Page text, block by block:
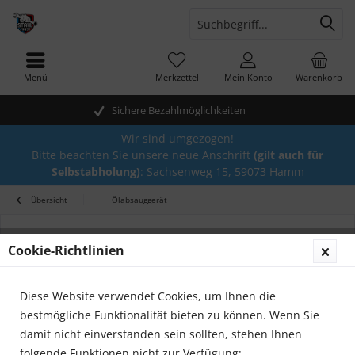
Sichere Bezahlmöglichkeiten
Warenkorb
Merkzettel Mein Konto
Menü
Wir sind umgezogen!
Bitte beachten Sie unsere neue Anschrift (gilt auch für
Selbstabholung): Sachsenweg 15, 59073 Hamm
Übersicht Ölabsauggerät
Cookie-Richtlinien
Diese Website verwendet Cookies, um Ihnen die
bestmögliche Funktionalität bieten zu können. Wenn Sie
damit nicht einverstanden sein sollten, stehen Ihnen